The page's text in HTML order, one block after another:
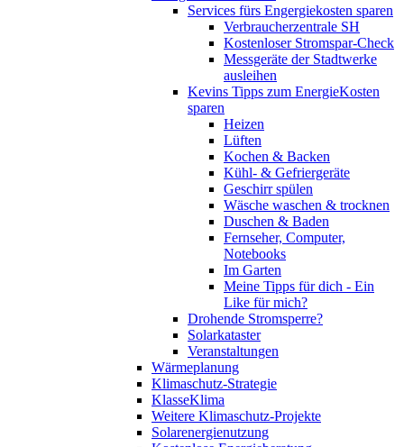
Services fürs Engergiekosten sparen
Verbraucherzentrale SH
Kostenloser Stromspar-Check
Messgeräte der Stadtwerke
ausleihen
Kevins Tipps zum EnergieKosten
sparen
Heizen
Lüften
Kochen & Backen
Kühl- & Gefriergeräte
Geschirr spülen
Wäsche waschen & trocknen
Duschen & Baden
Fernseher, Computer,
Notebooks
Im Garten
Meine Tipps für dich - Ein
Like für mich?
Drohende Stromsperre?
Solarkataster
Veranstaltungen
Wärmeplanung
Klimaschutz-Strategie
KlasseKlima
Weitere Klimaschutz-Projekte
Solarenergienutzung